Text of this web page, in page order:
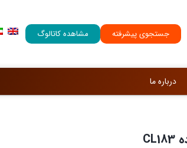
جستجوی پیشرفته مشاهده کاتالوگ
درباره ما